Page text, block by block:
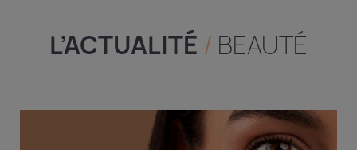
L’ACTUALITÉ / BEAUTÉ